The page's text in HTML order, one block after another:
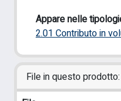
Appare nelle
2.01 Contributo in
File in questo prodotto: